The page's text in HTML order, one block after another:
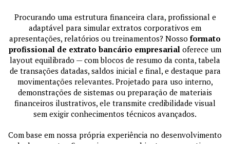
Procurando uma estrutura financeira clara, profissional e
adaptável para simular extratos corporativos em
apresentações, relatórios ou treinamentos? Nosso formato
profissional de extrato bancário empresarial oferece um
layout equilibrado — com blocos de resumo da conta, tabela
de transações datadas, saldos inicial e final, e destaque para
movimentações relevantes. Projetado para uso interno,
demonstrações de sistemas ou preparação de materiais
financeiros ilustrativos, ele transmite credibilidade visual
sem exigir conhecimentos técnicos avançados.
Com base em nossa própria experiência no desenvolvimento